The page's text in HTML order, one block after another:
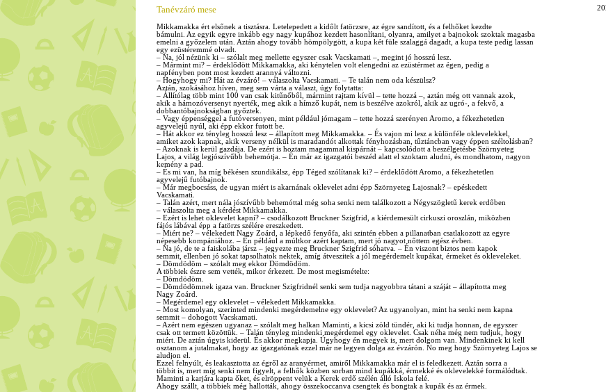
Tanévzáró mese
Mikkamakka ért elsőnek a tisztásra. Letelepedett a kidőlt fatörzsre, az égre sandított, és a felhőket kezdte
bámulni. Az egyik egyre inkább egy nagy kupához kezdett hasonlítani, olyanra, amilyet a bajnokok szoktak magasba
emelni a győzelem után. Aztán ahogy tovább hömpölygött, a kupa két füle szalaggá dagadt, a kupa teste pedig lassan
egy ezüstéremmé olvadt.
– Na, jól nézünk ki – szólalt meg mellette egyszer csak Vacskamati –, megint jó hosszú lesz.
– Mármint mi? – érdeklődött Mikkamakka, aki kénytelen volt elengedni az ezüstérmet az égen, pedig a
napfényben pont most kezdett arannyá változni.
– Hogyhogy mi? Hát az évzáró! – válaszolta Vacskamati. – Te talán nem oda készülsz?
Aztán, szokásához híven, meg sem várta a választ, úgy folytatta:
– Állítólag több mint 100 van csak kitűnőből, mármint rajtam kívül – tette hozzá –, aztán még ott vannak azok,
akik a hámozóversenyt nyerték, meg akik a hímző kupát, nem is beszélve azokról, akik az ugró-, a fekvő, a
dobbantóbajnokságban győztek.
– Vagy éppenséggel a futóversenyen, mint például jómagam – tette hozzá szerényen Aromo, a fékezhetetlen
agyvelejű nyúl, aki épp ekkor futott be.
– Hát akkor ez tényleg hosszú lesz – állapított meg Mikkamakka. – És vajon mi lesz a különféle oklevelekkel,
amiket azok kapnak, akik verseny nélkül is maradandót alkottak fényhozásban, tűztáncban vagy éppen széltolásban?
– Azoknak is kerül gazdája. De ezért is hoztam magammal kispárnát – kapcsolódott a beszélgetésbe Szörnyeteg
Lajos, a világ legjószívűbb behemótja. – Én már az igazgatói beszéd alatt el szoktam aludni, és mondhatom, nagyon
kemény a pad.
– És mi van, ha míg békésen szundikálsz, épp Téged szólítanak ki? – érdeklődött Aromo, a fékezhetetlen
agyvelejű futóbajnok.
– Már megbocsáss, de ugyan miért is akarnának oklevelet adni épp Szörnyeteg Lajosnak? – epéskedett
Vacskamati.
– Talán azért, mert nála jószívűbb behemóttal még soha senki nem találkozott a Négyszögletű kerek erdőben
– válaszolta meg a kérdést Mikkamakka.
– Ezért is lehet oklevelet kapni? – csodálkozott Bruckner Szigfrid, a kiérdemesült cirkuszi oroszlán, miközben
fájós lábával épp a fatörzs szélére ereszkedett.
– Miért ne? – vélekedett Nagy Zoárd, a lépkedő fenyőfa, aki szintén ebben a pillanatban csatlakozott az egyre
népesebb kompániához. – Én például a múltkor azért kaptam, mert jó nagyot nőttem egész évben.
– Na jó, de te a faiskolába jársz – jegyezte meg Bruckner Szigfrid sóhatva. – Én viszont biztos nem kapok
semmit, ellenben jó sokat tapsolhatok nektek, amíg átveszitek a jól megérdemelt kupákat, érmeket és okleveleket.
– Dömdödöm – szólalt meg ekkor Dömdödöm.
A többiek észre sem vették, mikor érkezett. De most megismételte:
– Dömdödöm.
– Dömdödömnek igaza van. Bruckner Szigfridnél senki sem tudja nagyobbra tátani a száját – állapította meg
Nagy Zoárd.
– Megérdemel egy oklevelet – vélekedett Mikkamakka.
– Most komolyan, szerinted mindenki megérdemelne egy oklevelet? Az ugyanolyan, mint ha senki nem kapna
semmit – dohogott Vacskamati.
– Azért nem egészen ugyanaz – szólalt meg halkan Maminti, a kicsi zöld tündér, aki ki tudja honnan, de egyszer
csak ott termett közöttük. – Talán tényleg mindenki megérdemel egy oklevelet. Csak néha még nem tudjuk, hogy
miért. De aztán úgyis kiderül. És akkor megkapja. Úgyhogy én megyek is, mert dolgom van. Mindenkinek ki kell
osztanom a jutalmakat, hogy az igazgatónak ezzel már ne legyen dolga az évzárón. No meg hogy Szörnyeteg Lajos se
aludjon el.
Ezzel felnyúlt, és leakasztotta az égről az aranyérmet, amiről Mikkamakka már el is feledkezett. Aztán sorra a
többit is, mert míg senki nem figyelt, a felhők közben sorban mind kupákká, érmekké és oklevelekké formálódtak.
Maminti a karjára kapta őket, és elröppent velük a Kerek erdő szélén álló Iskola felé.
Ahogy szállt, a többiek még hallották, ahogy összekoccanva csengtek és bongtak a kupák és az érmek.